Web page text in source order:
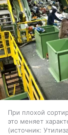
При плохой
это меняет
источник: